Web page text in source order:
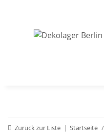
Zurück zur Liste Startseite